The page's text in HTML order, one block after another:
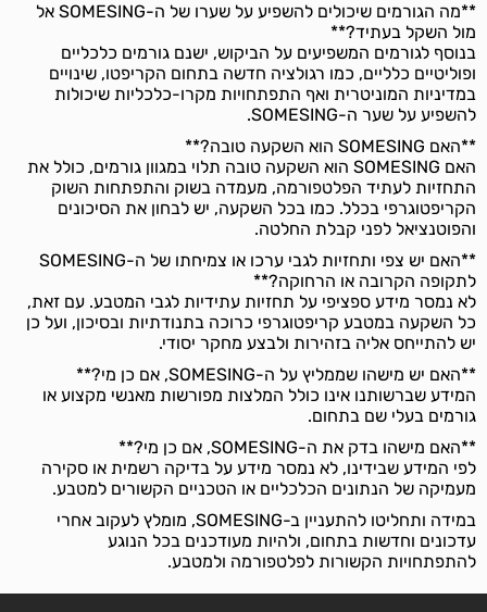
**מה הגורמים שיכולים להשפיע על שערו של ה-SOMESING אל
מול השקל בעתיד?**
בנוסף לגורמים המשפיעים על הביקוש, ישנם גורמים כלכליים
ופוליטיים כלליים, כמו רגולציה חדשה בתחום הקריפטו, שינויים
במדיניות המוניטרית ואף התפתחויות מקרו-כלכליות שיכולות
להשפיע על שער ה-SOMESING.
**האם SOMESING הוא השקעה טובה?**
האם SOMESING הוא השקעה טובה תלוי במגוון גורמים, כולל את
התחזיות לעתיד הפלטפורמה, מעמדה בשוק והתפתחות השוק
הקריפטוגרפי בכלל. כמו בכל השקעה, יש לבחון את הסיכונים
והפוטנציאל לפני קבלת החלטה.
**האם יש צפי ותחזיות לגבי ערכו או צמיחתו של ה-SOMESING
לתקופה הקרובה או הרחוקה?**
לא נמסר מידע ספציפי על תחזיות עתידיות לגבי המטבע. עם זאת,
כל השקעה במטבע קריפטוגרפי כרוכה בתנודתיות ובסיכון, ועל כן
יש להתייחס אליה בזהירות ולבצע מחקר יסודי.
**האם יש מישהו שממליץ על ה-SOMESING, אם כן מי?**
המידע שברשותנו אינו כולל המלצות מפורשות מאנשי מקצוע או
גורמים בעלי שם בתחום.
**האם מישהו בדק את ה-SOMESING, אם כן מי?**
לפי המידע שבידינו, לא נמסר מידע על בדיקה רשמית או סקירה
מעמיקה של הנתונים הכלכליים או הטכניים הקשורים למטבע.
במידה ותחליטו להתעניין ב-SOMESING, מומלץ לעקוב אחרי
עדכונים וחדשות בתחום, ולהיות מעודכנים בכל הנוגע
להתפתחויות הקשורות לפלטפורמה ולמטבע.